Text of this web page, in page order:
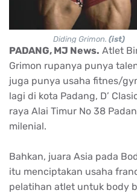
Diding Grimon. (ist)
PADANG, MJ News. Atlet
Grimon rupanya punya
juga punya usaha fitnes/
lagi di kota Padang, D’
raya Alai Timur No 38
milenial.
Bahkan, juara Asia pada
itu menciptakan usaha
pelatihan atlet untuk body